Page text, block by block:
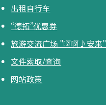
出租自行车
“德拓”优惠券
旅游交流广场 "啊啊♪安来"
文件索取/查询
网站政策